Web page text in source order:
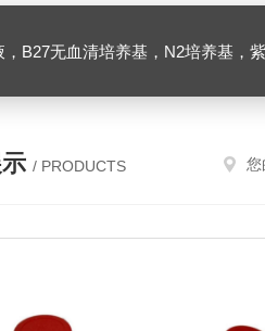
板，Gibco胶原酶，Trizol一步法试剂，反转录酶试剂盒，脂质体2000转染试剂，
/ PRODUCTS 您